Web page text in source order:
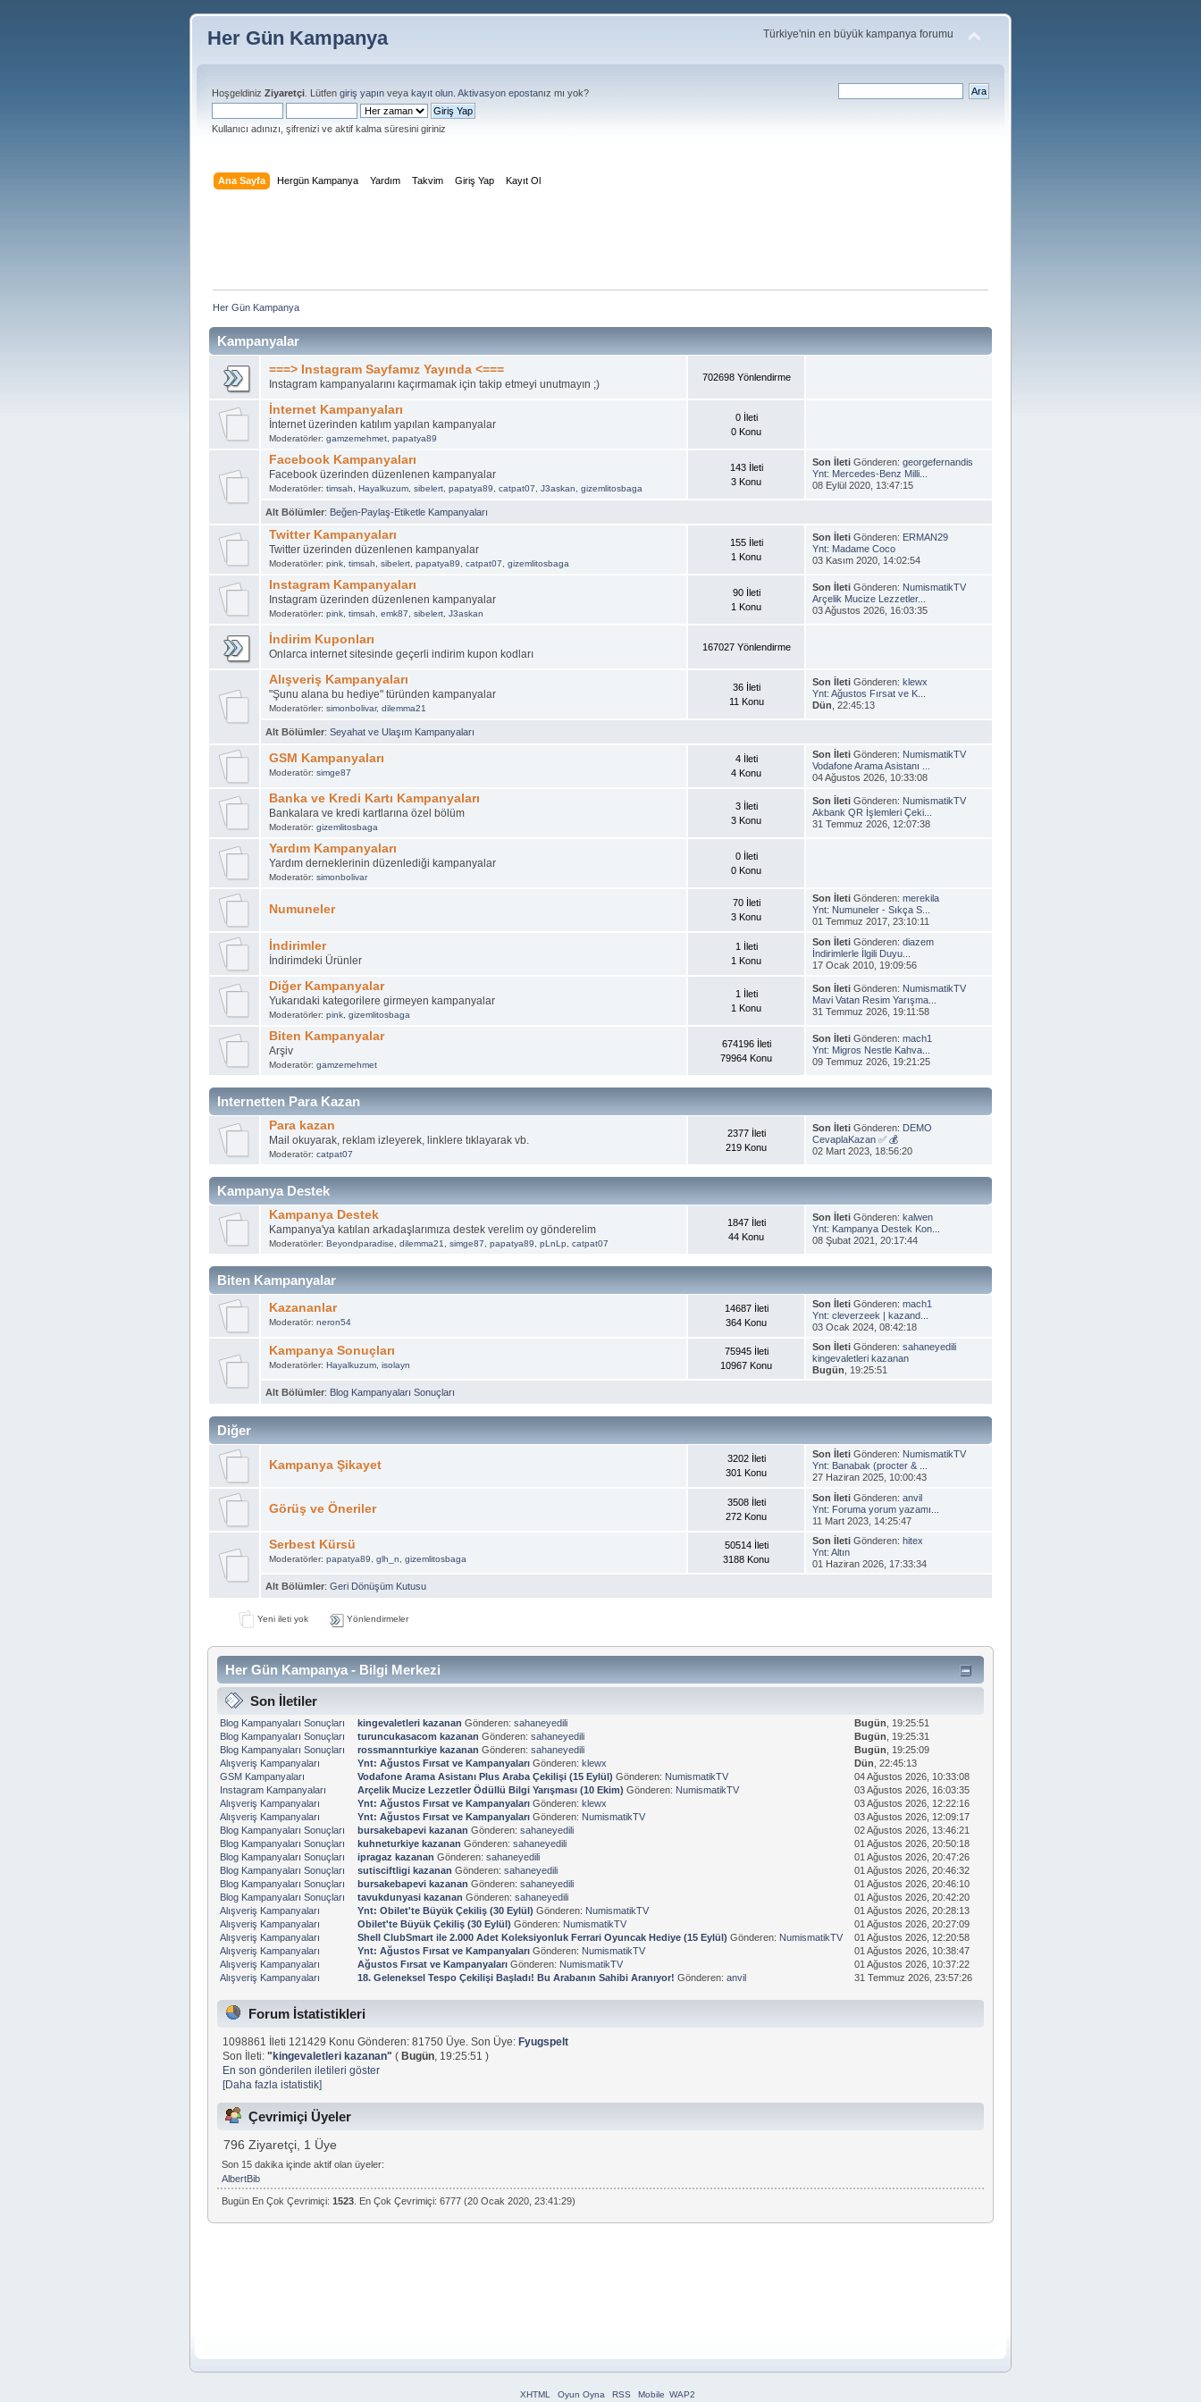
Her Gün Kampanya Türkiye'nin en büyük kampanya forumu
Hoşgeldiniz Ziyaretçi . Lütfen giriş yapın veya kayıt olun Aktivasyon epostanız mı yok?
Kullanıcı adınızı, şifrenizi ve aktif kalma süresini giriniz
Ana Sayfa Hergün Kampanya Yardım Takvim Giriş Yap Kayıt Ol
Her Gün Kampanya
Kampanyalar
===> Instagram Sayfamız Yayında <===
Instagram kampanyalarını kaçırmamak için takip etmeyi unutmayın ;)
702698 Yönlendirme
İnternet Kampanyaları
İnternet üzerinden katılım yapılan kampanyalar
Moderatörler: gamzemehmet, papatya89
0 İleti
0 Konu
Facebook Kampanyaları
Facebook üzerinden düzenlenen kampanyalar
Moderatörler: timsah Hayalkuzum, sibelert, papatya89 catpat07 J3askan gizemlitosbaga
143 İleti
3 Konu
Son İleti Gönderen:georgefernandis
Ynt: Mercedes-Benz Milli...
08 Eylül 2020, 13:47:15
Alt Bölümler: Beğen-Paylaş-Etiketle Kampanyaları
Twitter Kampanyaları
Twitter üzerinden düzenlenen kampanyalar
Moderatörler: pink, timsah sibelert, papatya89 catpat07 gizemlitosbaga
155 İleti
1 Konu
Son İleti Gönderen: ERMAN29
Ynt: Madame Coco
03 Kasım 2020, 14:02:54
Instagram Kampanyaları
Instagram üzerinden düzenlenen kampanyalar
Moderatörler: pink, timsah emk87 sibelert, J3askan
90 İleti
1 Konu
Son İleti Gönderen: NumismatikTV
Arçelik Mucize Lezzetler...
03 Ağustos 2026, 16:03:35
İndirim Kuponları
Onlarca internet sitesinde geçerli indirim kupon kodları
167027 Yönlendirme
Alışveriş Kampanyaları
"Şunu alana bu hediye" türünden kampanyalar
Moderatörler: simonbolivar, dilemma21
36 İleti
11 Konu
Son İleti Gönderen:klewx
Ynt: Ağustos Fırsat ve K...
Dün , 22:45:13
Alt Bölümler: Seyahat ve Ulaşım Kampanyaları
GSM Kampanyaları
Moderatör: simge87
4 İleti
4 Konu
Son İleti Gönderen: NumismatikTV
Vodafone Arama Asistanı ...
04 Ağustos 2026, 10:33:08
Banka ve Kredi Kartı Kampanyaları
Bankalara ve kredi kartlarına özel bölüm
Moderatör: gizemlitosbaga
3 İleti
3 Konu
Son İleti Gönderen: NumismatikTV
Akbank QR İşlemleri Çeki...
31 Temmuz 2026, 12:07:38
Yardım Kampanyaları
Yardım derneklerinin düzenlediği kampanyalar
Moderatör: simonbolivar
0 İleti
0 Konu
Numuneler
70 İleti
3 Konu
Son İleti Gönderen:merekila
Ynt: Numuneler - Sıkça S...
01 Temmuz 2017, 23:10:11
İndirimler
İndirimdeki Ürünler
1 İleti
1 Konu
Son İleti Gönderen:diazem
İndirimlerle İlgili Duyu...
17 Ocak 2010, 19:09:56
Diğer Kampanyalar
Yukarıdaki kategorilere girmeyen kampanyalar
Moderatörler: pink, gizemlitosbaga
1 İleti
1 Konu
Son İleti Gönderen: NumismatikTV
Mavi Vatan Resim Yarışma...
31 Temmuz 2026, 19:11:58
Biten Kampanyalar
Arşiv
Moderatör: gamzemehmet
674196 İleti
79964 Konu
Son İleti Gönderen:mach1
Ynt: Migros Nestle Kahva...
09 Temmuz 2026, 19:21:25
Internetten Para Kazan
Para kazan
Mail okuyarak, reklam izleyerek, linklere tıklayarak vb.
Moderatör: catpat07
2377 İleti
219 Konu
Son İleti Gönderen: DEMO
CevaplaKazan ✅ 💰
02 Mart 2023, 18:56:20
Kampanya Destek
Kampanya Destek
Kampanya'ya katılan arkadaşlarımıza destek verelim oy gönderelim
Moderatörler: Beyondparadise dilemma21 simge87 papatya89 pLnLp catpat07
1847 İleti
44 Konu
Son İleti Gönderen:kalwen
Ynt: Kampanya Destek Kon...
08 Şubat 2021, 20:17:44
Biten Kampanyalar
Kazananlar
Moderatör: neron54
14687 İleti
364 Konu
Son İleti Gönderen:mach1
Ynt: cleverzeek | kazand...
03 Ocak 2024, 08:42:18
Kampanya Sonuçları
Moderatörler: Hayalkuzum, isolayn
75945 İleti
10967 Konu
Son İleti Gönderen:sahaneyedili
kingevaletleri kazanan
Bugün
, 19:25:51
Alt Bölümler: Blog Kampanyaları Sonuçları
Diğer
Kampanya Şikayet
3202 İleti
301 Konu
Son İleti Gönderen: NumismatikTV
Ynt: Banabak (procter & ...
27 Haziran 2025, 10:00:43
Görüş ve Öneriler
3508 İleti
272 Konu
Son İleti Gönderen:anvil
Ynt: Foruma yorum yazamı...
11 Mart 2023, 14:25:47
Serbest Kürsü
Moderatörler: papatya89 glh_n gizemlitosbaga
50514 İleti
3188 Konu
Son İleti Gönderen:hitex
Ynt: Altın
01 Haziran 2026, 17:33:34
Alt Bölümler: Geri Dönüşüm Kutusu
Yeni ileti yok Yönlendirmeler
Her Gün Kampanya - Bilgi Merkezi
Son İletiler
Blog Kampanyaları Sonuçları kingevaletleri kazanan Gönderen: sahaneyedili Bugün , 19:25:51
Blog Kampanyaları Sonuçları
turuncukasacom kazanan Gönderen: sahaneyedili Bugün , 19:25:31
Blog Kampanyaları Sonuçları
rossmannturkiye kazanan Gönderen: sahaneyedili Bugün , 19:25:09
Alışveriş Kampanyaları
Ynt: Ağustos Fırsat ve Kampanyaları Gönderen: klewx Dün , 22:45:13
GSM Kampanyaları
Vodafone Arama Asistanı Plus Araba Çekilişi (15 Eylül) Gönderen: NumismatikTV
04 Ağustos 2026, 10:33:08
Instagram Kampanyaları
Arçelik Mucize Lezzetler Ödüllü Bilgi Yarışması (10 Ekim) Gönderen: NumismatikTV
03 Ağustos 2026, 16:03:35
Alışveriş Kampanyaları
Ynt: Ağustos Fırsat ve Kampanyaları Gönderen: klewx
03 Ağustos 2026, 12:22:16
Alışveriş Kampanyaları
Ynt: Ağustos Fırsat ve Kampanyaları Gönderen: NumismatikTV
03 Ağustos 2026, 12:09:17
Blog Kampanyaları Sonuçları
bursakebapevi kazanan Gönderen: sahaneyedili
02 Ağustos 2026, 13:46:21
Blog Kampanyaları Sonuçları
kuhneturkiye kazanan Gönderen: sahaneyedili
01 Ağustos 2026, 20:50:18
Blog Kampanyaları Sonuçları
ipragaz kazanan Gönderen: sahaneyedili
01 Ağustos 2026, 20:47:26
Blog Kampanyaları Sonuçları
sutisciftligi kazanan Gönderen: sahaneyedili
01 Ağustos 2026, 20:46:32
Blog Kampanyaları Sonuçları
bursakebapevi kazanan Gönderen: sahaneyedili
01 Ağustos 2026, 20:46:10
Blog Kampanyaları Sonuçları
tavukdunyasi kazanan Gönderen: sahaneyedili
01 Ağustos 2026, 20:42:20
Alışveriş Kampanyaları
Ynt: Obilet'te Büyük Çekiliş (30 Eylül) Gönderen: NumismatikTV
01 Ağustos 2026, 20:28:13
Alışveriş Kampanyaları
Obilet'te Büyük Çekiliş (30 Eylül) Gönderen: NumismatikTV
01 Ağustos 2026, 20:27:09
Alışveriş Kampanyaları
Shell ClubSmart ile 2.000 Adet Koleksiyonluk Ferrari Oyuncak Hediye (15 Eylül) Gönderen: NumismatikTV
01 Ağustos 2026, 12:20:58
Alışveriş Kampanyaları
Ynt: Ağustos Fırsat ve Kampanyaları Gönderen: NumismatikTV
01 Ağustos 2026, 10:38:47
Alışveriş Kampanyaları
Ağustos Fırsat ve Kampanyaları Gönderen: NumismatikTV
01 Ağustos 2026, 10:37:22
Alışveriş Kampanyaları
18. Geleneksel Tespo Çekilişi Başladı! Bu Arabanın Sahibi Aranıyor! Gönderen: anvil 31 Temmuz 2026, 23:57:26
Forum İstatistikleri
1098861 İleti 121429 Konu Gönderen: 81750 Üye. Son Üye:Fyugspelt
Son İleti:"kingevaletleri kazanan" (Bugün , 19:25:51 )
En son gönderilen iletileri göster
[Daha fazla istatistik]
Çevrimiçi Üyeler
796 Ziyaretçi, 1 Üye
Son 15 dakika içinde aktif olan üyeler:
AlbertBib
Bugün En Çok Çevrimiçi:1523 . En Çok Çevrimiçi: 6777 (20 Ocak 2020, 23:41:29)
XHTML Oyun Oyna RSS Mobile WAP2